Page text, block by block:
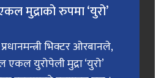
मुद्राको रुपमा ‘युरो’
भिक्टर ओरबानले,
एकल युरोपेली मुद्रा ‘युरो’